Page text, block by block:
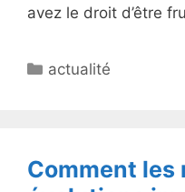
avez le droit d’être
Catégories
actualité
Comment les